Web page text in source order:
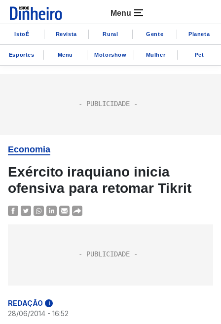
Menu
IstoÉ Revista Rural Gente Planeta
Esportes Menu Motorshow Mulher Pet
Economia
Exército iraquiano inicia
ofensiva para retomar Tikrit
REDAÇÃO i
28/06/2014 - 16:52